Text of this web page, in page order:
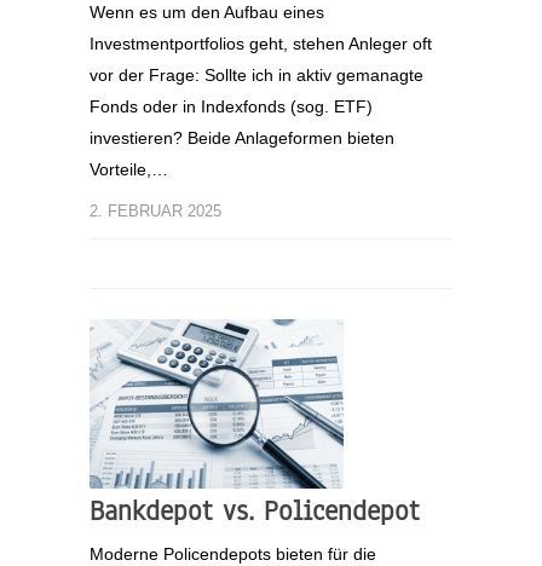
Wenn es um den Aufbau eines
Investmentportfolios geht, stehen Anleger oft
vor der Frage: Sollte ich in aktiv gemanagte
Fonds oder in Indexfonds (sog. ETF)
investieren? Beide Anlageformen bieten
Vorteile,…
2. FEBRUAR 2025
Bankdepot vs. Policendepot
Moderne Policendepots bieten für die